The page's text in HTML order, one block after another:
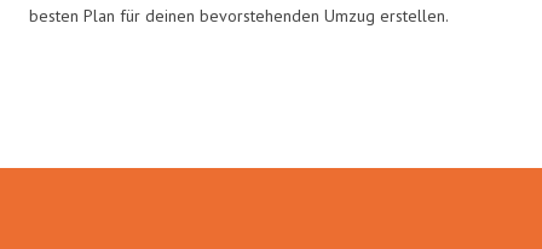
besten Plan für deinen bevorstehenden Umzug erstellen.